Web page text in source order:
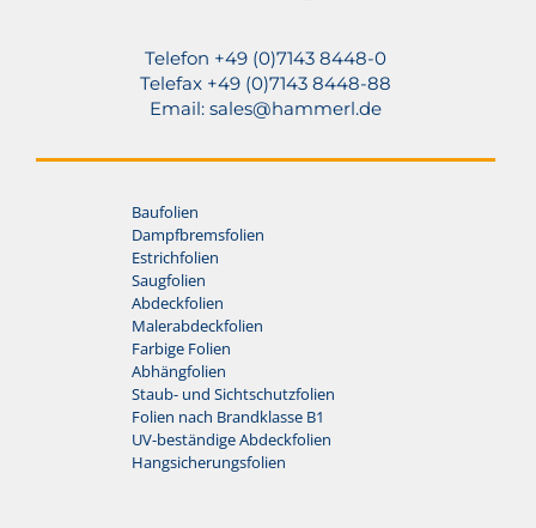
Telefon +49 (0)7143 8448-0
Telefax +49 (0)7143 8448-88
Email: sales@hammerl.de
Baufolien
Dampfbremsfolien
Estrichfolien
Saugfolien
Abdeckfolien
Malerabdeckfolien
Farbige Folien
Abhängfolien
Staub- und Sichtschutzfolien
Folien nach Brandklasse B1
UV-beständige Abdeckfolien
Hangsicherungsfolien